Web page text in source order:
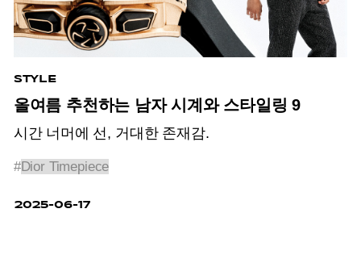
STYLE
올여름 추천하는 남자 시계와 스타일링 9
시간 너머에 선, 거대한 존재감.
#Dior Timepiece
2025-06-17